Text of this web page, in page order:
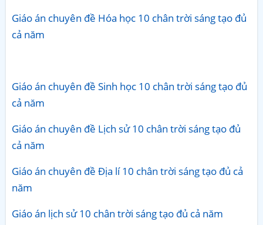
Giáo án chuyên đề Hóa học 10 chân trời sáng tạo đủ
cả năm
Giáo án chuyên đề Sinh học 10 chân trời sáng tạo đủ
cả năm
Giáo án chuyên đề Lịch sử 10 chân trời sáng tạo đủ
cả năm
Giáo án chuyên đề Địa lí 10 chân trời sáng tạo đủ cả
năm
Giáo án lịch sử 10 chân trời sáng tạo đủ cả năm